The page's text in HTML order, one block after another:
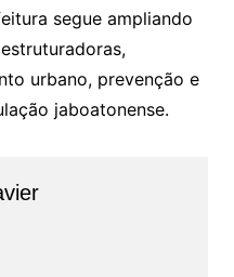
segue ampliando
urbano, prevenção e
jaboatonense.